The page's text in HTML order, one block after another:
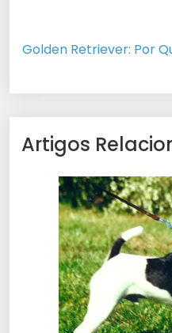
Golden Retriever: Por
Artigos